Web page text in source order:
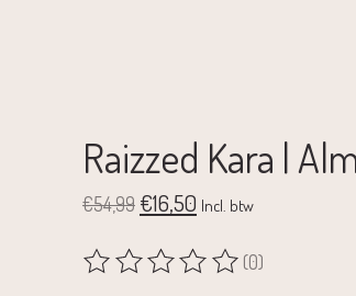
Raizzed Kara |
€54,99 €16,50 Incl. btw
De beoordeling van dit product is
(0)